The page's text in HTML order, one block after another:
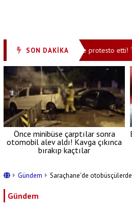
SON DAKİKA
Endonezya İsrail’i böyle protesto etti!
Önce minibüse çarptılar sonra
otomobil alev aldı! Kavga çıkınca
bırakıp kaçtılar
Gündem Saraçhane'de
Gündem